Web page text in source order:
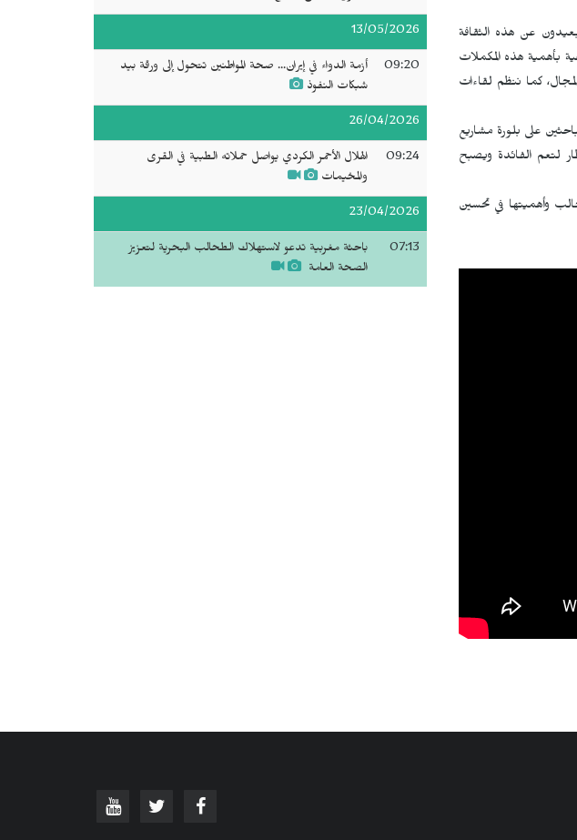
عن هذه الثقافة
بأهمية هذه المكملات
كما ننظم لقاءات
على بلورة مشاريع
لتعم الفائدة ويصبح
وأهميتها في تحسين
13/05/2026
09:20
أزمة الدواء في إيران... صحة المواطنين تتحول إلى ورقة بيد
شبكات النفوذ
26/04/2026
09:24
الهلال الأحمر الكردي يواصل حملاته الطبية في القرى
والمخيمات
23/04/2026
07:13
باحثة مغربية تدعو لاستهلاك الطحالب البحرية لتعزيز
الصحة العامة‫‬ ‬‬‬‬‬‬